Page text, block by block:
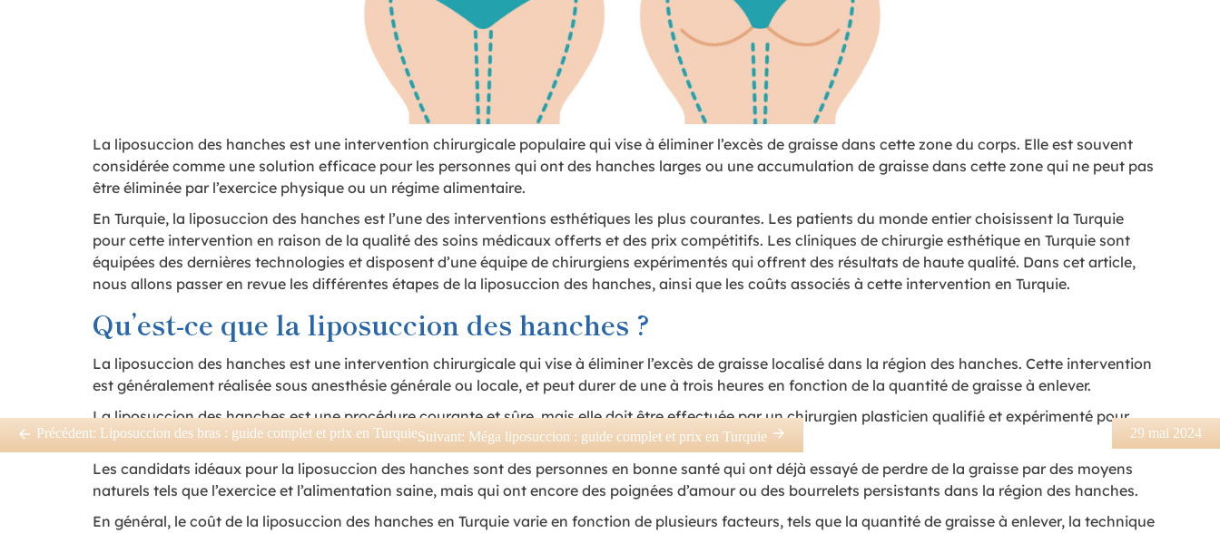
29 mai 2024
Précédent: Liposuccion des bras : guide complet et prix en TurquieSuivant: Méga liposuccion : guide complet et prix en Turquie
La liposuccion des hanches est une intervention chirurgicale populaire qui vise à éliminer l’excès de graisse dans cette zone du corps. Elle est souvent
considérée comme une solution efficace pour les personnes qui ont des hanches larges ou une accumulation de graisse dans cette zone qui ne peut pas
être éliminée par l’exercice physique ou un régime alimentaire.
En Turquie, la liposuccion des hanches est l’une des interventions esthétiques les plus courantes. Les patients du monde entier choisissent la Turquie
pour cette intervention en raison de la qualité des soins médicaux offerts et des prix compétitifs. Les cliniques de chirurgie esthétique en Turquie sont
équipées des dernières technologies et disposent d’une équipe de chirurgiens expérimentés qui offrent des résultats de haute qualité. Dans cet article,
nous allons passer en revue les différentes étapes de la liposuccion des hanches, ainsi que les coûts associés à cette intervention en Turquie.
Qu’est-ce que la liposuccion des hanches ?
La liposuccion des hanches est une intervention chirurgicale qui vise à éliminer l’excès de graisse localisé dans la région des hanches. Cette intervention
est généralement réalisée sous anesthésie générale ou locale, et peut durer de une à trois heures en fonction de la quantité de graisse à enlever.
La liposuccion des hanches est une procédure courante et sûre, mais elle doit être effectuée par un chirurgien plasticien qualifié et expérimenté pour
minimiser les risques et garantir les meilleurs résultats possibles.
Les candidats idéaux pour la liposuccion des hanches sont des personnes en bonne santé qui ont déjà essayé de perdre de la graisse par des moyens
naturels tels que l’exercice et l’alimentation saine, mais qui ont encore des poignées d’amour ou des bourrelets persistants dans la région des hanches.
En général, le coût de la liposuccion des hanches en Turquie varie en fonction de plusieurs facteurs, tels que la quantité de graisse à enlever, la technique